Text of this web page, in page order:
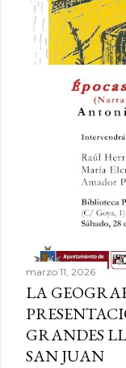
r
a
d
marzo 11, 2026
LA
GRANDES
SAN JUAN